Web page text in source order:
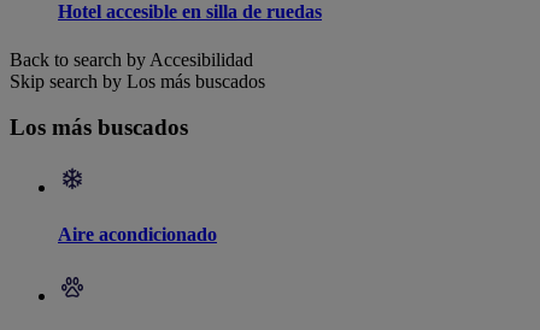
Hotel accesible en silla de ruedas
Back to search by Accesibilidad
Skip search by Los más buscados
Los más buscados
Aire acondicionado